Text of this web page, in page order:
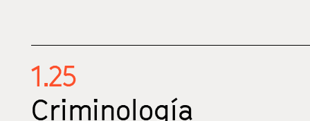
1.25
Criminología